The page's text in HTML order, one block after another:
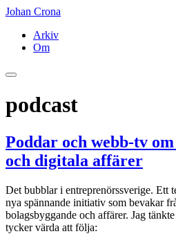
Johan Crona
Arkiv
Om
podcast
Poddar och webb-tv
och digitala affärer
Det bubblar i entreprenörssverige. Ett
nya spännande initiativ som bevakar
bolagsbyggande och affärer. Jag
tycker värda att följa: